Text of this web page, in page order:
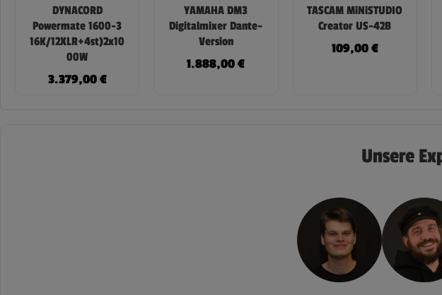
DYNACORD
Powermate 1600-3
16K/12XLR+4st)2x10
00W
3.379,00€
YAMAHA DM3
Digitalmixer Dante-
Version
1.888,00€
TASCAM MiNiSTUDIO
Creator US-42B
109,00€
Unsere